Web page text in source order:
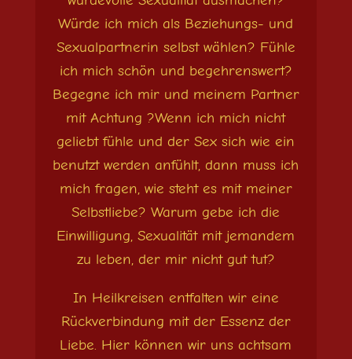
Würde ich mich als Beziehungs- und
Sexualpartnerin selbst wählen? Fühle
ich mich schön und begehrenswert?
Begegne ich mir und meinem Partner
mit Achtung ?Wenn ich mich nicht
geliebt fühle und der Sex sich wie ein
benutzt werden anfühlt, dann muss ich
mich fragen, wie steht es mit meiner
Selbstliebe? Warum gebe ich die
Einwilligung, Sexualität mit jemandem
zu leben, der mir nicht gut tut?
In Heilkreisen entfalten wir eine
Rückverbindung mit der Essenz der
Liebe. Hier können wir uns achtsam